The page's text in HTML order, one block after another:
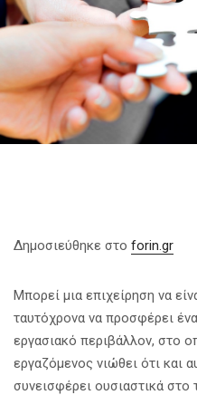
Δημοσιεύθηκε στο forin.gr
Μπορεί μια επιχείρηση να
ταυτόχρονα να προσφέρει
εργασιακό περιβάλλον, στο
εργαζόμενος νιώθει ότι και
συνεισφέρει ουσιαστικά στο